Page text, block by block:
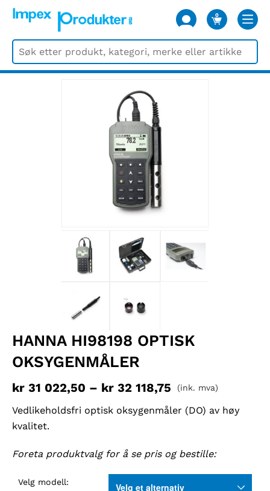
0
VARER
HANNA HI98198 OPTISK
OKSYGENMÅLER
kr 31 022,50 – kr 32 118,75 (ink. mva)
Vedlikeholdsfri optisk oksygenmåler (DO) av høy
kvalitet.
Foreta produktvalg for å se pris og bestille:
Velg modell: